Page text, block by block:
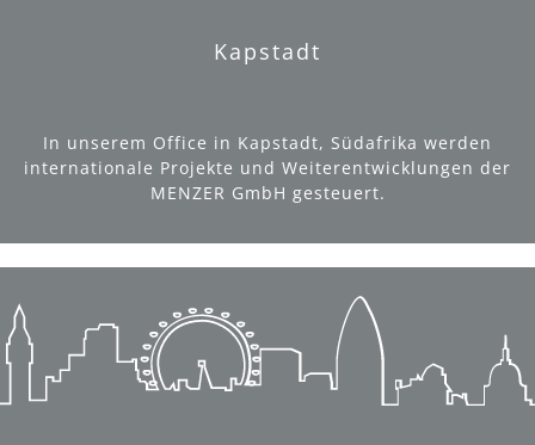
Kapstadt
In unserem Office in Kapstadt, Südafrika werden
internationale Projekte und Weiterentwicklungen der
MENZER GmbH gesteuert.